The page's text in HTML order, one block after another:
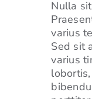
Nulla
varius
Sed sit
varius